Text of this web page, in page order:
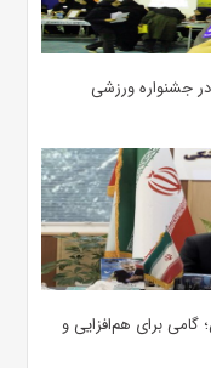
در جشنواره ورزشی
گامی برای هم‌افزایی و